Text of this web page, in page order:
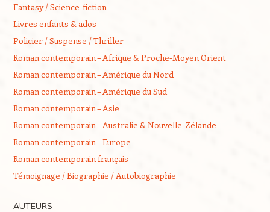
Fantasy / Science-fiction
Livres enfants & ados
Policier / Suspense / Thriller
Roman contemporain – Afrique & Proche-Moyen Orient
Roman contemporain – Amérique du Nord
Roman contemporain – Amérique du Sud
Roman contemporain – Asie
Roman contemporain – Australie & Nouvelle-Zélande
Roman contemporain – Europe
Roman contemporain français
Témoignage / Biographie / Autobiographie
AUTEURS